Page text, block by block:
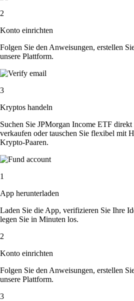
2
Konto einrichten
Folgen Sie den Anweisungen, erstellen
unsere Plattform.
3
Kryptos handeln
Suchen Sie JPMorgan Income ETF
verkaufen oder tauschen Sie flexibel mit
Krypto-Paaren.
1
App herunterladen
Laden Sie die App, verifizieren Sie Ihre
legen Sie in Minuten los.
2
Konto einrichten
Folgen Sie den Anweisungen, erstellen
unsere Plattform.
3